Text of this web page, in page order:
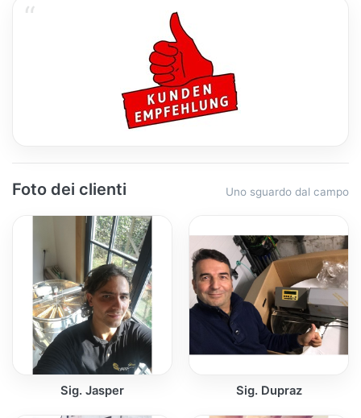
Foto dei clienti Uno sguardo dal campo
Sig. Jasper Sig. Dupraz